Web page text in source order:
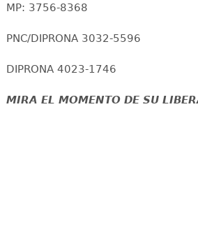
MP: 3756-8368
PNC/DIPRONA 3032-5596
DIPRONA 4023-1746
MIRA EL MOMENTO DE SU